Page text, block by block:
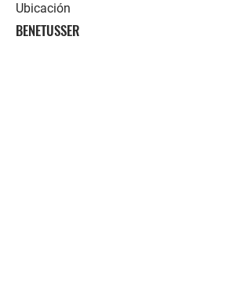
Ubicación
BENETUSSER